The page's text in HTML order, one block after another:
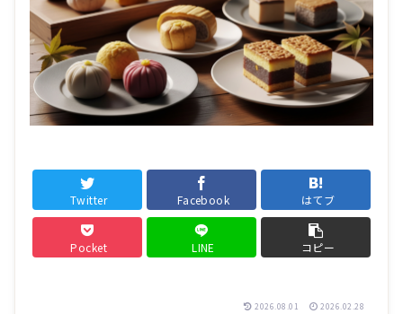
Twitter Facebook はてブ
Pocket LINE コピー
2026.08.01 2026.02.28